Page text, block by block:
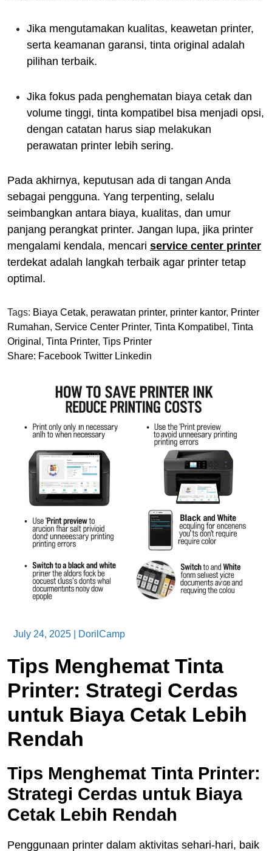
Jika mengutamakan kualitas, keawetan printer,
serta keamanan garansi, tinta original adalah
pilihan terbaik.
Jika fokus pada penghematan biaya cetak dan
volume tinggi, tinta kompatibel bisa menjadi opsi,
dengan catatan harus siap melakukan
perawatan printer lebih sering.
Pada akhirnya, keputusan ada di tangan Anda
sebagai pengguna. Yang terpenting, selalu
seimbangkan antara biaya, kualitas, dan umur
panjang perangkat printer. Jangan lupa, jika printer
mengalami kendala, mencari service center printer
terdekat adalah langkah terbaik agar printer tetap
optimal.
Tags: Biaya Cetak, perawatan printer, printer kantor, Printer
Rumahan, Service Center Printer, Tinta Kompatibel , Tinta
Original , Tinta Printer, Tips Printer
Share: Facebook Twitter Linkedin
July 24, 2025 DorilCamp
Tips Menghemat Tinta
Printer: Strategi Cerdas
untuk Biaya Cetak Lebih
Rendah
Tips Menghemat Tinta Printer:
Strategi Cerdas untuk Biaya
Cetak Lebih Rendah
Penggunaan printer dalam aktivitas sehari-hari, baik